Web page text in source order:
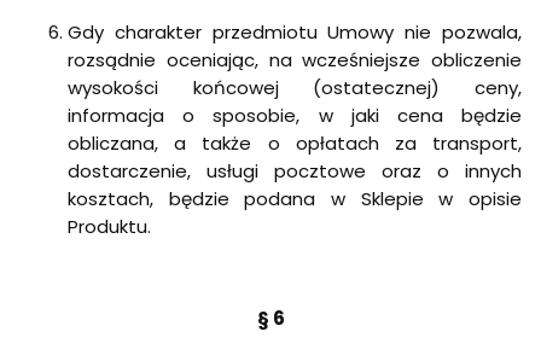
Gdy charakter przedmiotu Umowy nie pozwala,
rozsądnie oceniając, na wcześniejsze obliczenie
wysokości końcowej (ostatecznej) ceny,
informacja o sposobie, w jaki cena będzie
obliczana, a także o opłatach za transport,
dostarczenie, usługi pocztowe oraz o innych
kosztach, będzie podana w Sklepie w opisie
Produktu.
§ 6